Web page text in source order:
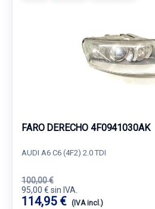
FARO DERECHO 4F0941030AK
AUDI A6 C6 (4F2) 2.0 TDI
100,00 €
95,00 € sin IVA.
114,95 € (IVA incl.)